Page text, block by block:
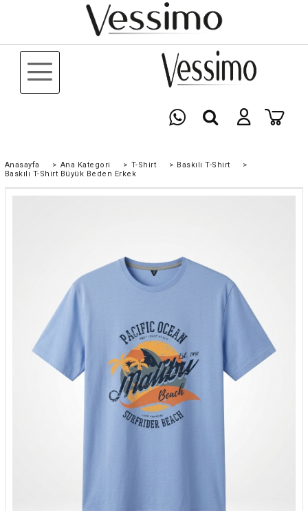
Anasayfa > Ana Kategori > T-Shirt > Baskılı T-Shirt
>
Baskılı T-Shirt Büyük Beden Erkek